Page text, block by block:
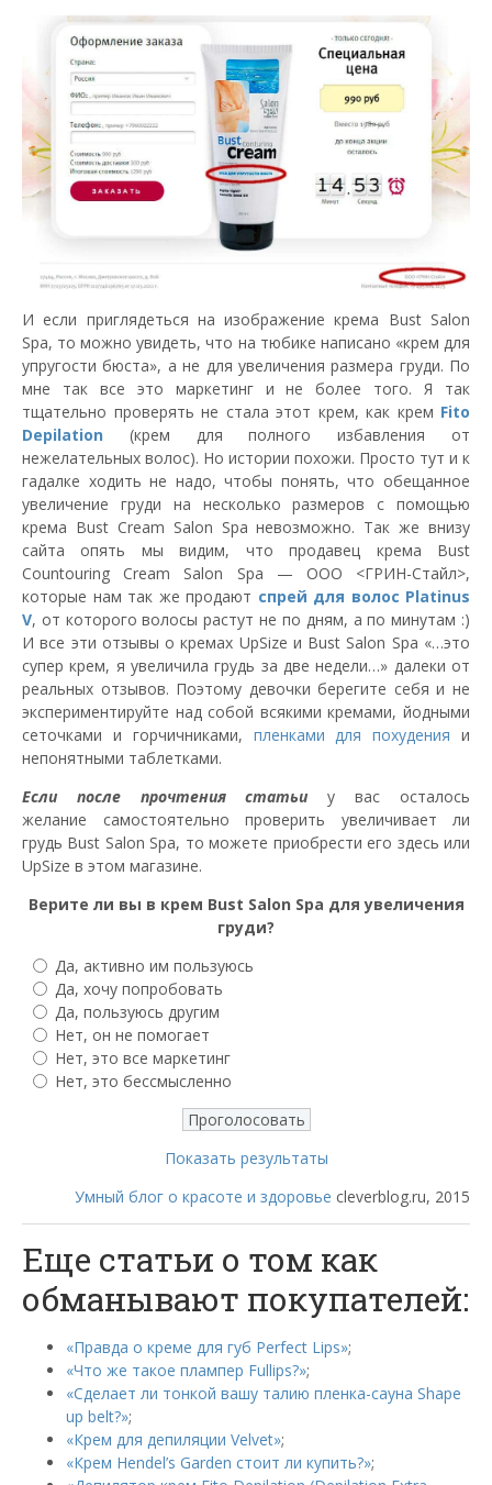
И если приглядеться на изображение крема Bust Salon
Spa, то можно увидеть, что на тюбике написано «крем для
упругости бюста», а не для увеличения размера груди. По
мне так все это маркетинг и не более того. Я так
тщательно проверять не стала этот крем, как крем Fito
Depilation (крем для полного избавления от
нежелательных волос). Но истории похожи. Просто тут и к
гадалке ходить не надо, чтобы понять, что обещанное
увеличение груди на несколько размеров с помощью
крема Bust Cream Salon Spa невозможно. Так же внизу
сайта опять мы видим, что продавец крема Bust
Countouring Cream Salon Spa — ООО <ГРИН-Стайл>,
которые нам так же продают спрей для волос Platinus
V, от которого волосы растут не по дням, а по минутам :)
И все эти отзывы о кремах UpSize и Bust Salon Spa «…это
супер крем, я увеличила грудь за две недели…» далеки от
реальных отзывов. Поэтому девочки берегите себя и не
экспериментируйте над собой всякими кремами, йодными
сеточками и горчичниками, пленками для похудения и
непонятными таблетками.
Если после прочтения статьи у вас осталось
желание самостоятельно проверить увеличивает ли
грудь Bust Salon Spa, то можете приобрести его здесь или
UpSize в этом магазине.
Верите ли вы в крем Bust Salon Spа для увеличения
груди?
Да, активно им пользуюсь
Да, хочу попробовать
Да, пользуюсь другим
Нет, он не помогает
Нет, это все маркетинг
Нет, это бессмысленно
Показать результаты
Умный блог о красоте и здоровье cleverblog.ru, 2015
Еще статьи о том как
обманывают покупателей:
«Правда о креме для губ Perfect Lips»;
«Что же такое плампер Fullips?»;
«Сделает ли тонкой вашу талию пленка-сауна Shape
up belt?»;
«Крем для депиляции Velvet»;
«Крем Hendel’s Garden стоит ли купить?»;